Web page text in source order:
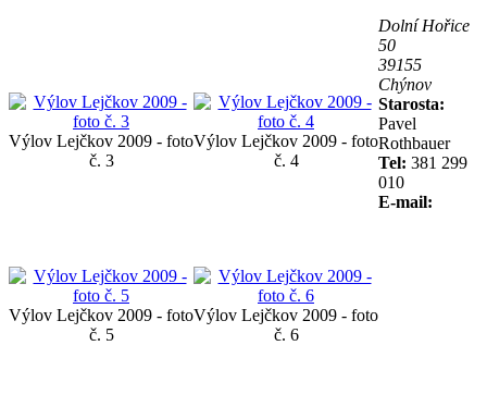
Výlov Lejčkov 2009 - foto
č. 3
Výlov Lejčkov 2009 - foto
č. 4
Výlov Lejčkov 2009 - foto
č. 5
Výlov Lejčkov 2009 - foto
č. 6
Dolní Hořice
50
39155
Chýnov
Starosta:
Pavel
Rothbauer
Tel: 381 299
010
E-mail: